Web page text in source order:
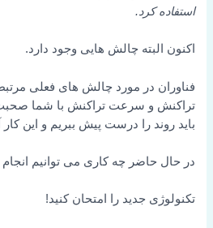
استفاده کرد.
اکنون البته چالش هایی وجود دارد.
فناوران در مورد چالش های فعلی مرتبط
تراکنش و سرعت تراکنش با شما صحبت
باید روند را درست پیش ببریم و این
در حال حاضر چه کاری می توانیم انجام
تکنولوژی جدید را امتحان کنید!